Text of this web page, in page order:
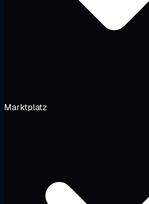
Marktplatz